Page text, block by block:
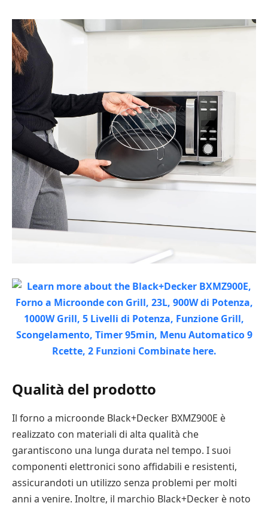
Qualità del prodotto
Il forno a microonde Black+Decker BXMZ900E è
realizzato con materiali di alta qualità che
garantiscono una lunga durata nel tempo. I suoi
componenti elettronici sono affidabili e resistenti,
assicurandoti un utilizzo senza problemi per molti
anni a venire. Inoltre, il marchio Black+Decker è noto